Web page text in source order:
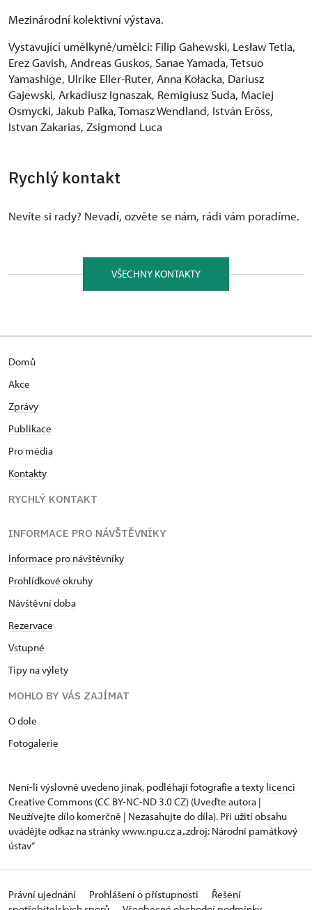
Mezinárodní kolektivní výstava.
Vystavující umělkyně/umělci: Filip Gahewski, Lesław Tetla,
Erez Gavish, Andreas Guskos, Sanae Yamada, Tetsuo
Yamashige, Ulrike Eller-Ruter, Anna Kołacka, Dariusz
Gajewski, Arkadiusz Ignaszak, Remigiusz Suda, Maciej
Osmycki, Jakub Palka, Tomasz Wendland, István Erőss,
Istvan Zakarias, Zsigmond Luca
Rychlý kontakt
Nevíte si rady? Nevadí, ozvěte se nám, rádi vám poradíme.
VŠECHNY KONTAKTY
Domů
Akce
Zprávy
Publikace
Pro média
Kontakty
RYCHLÝ KONTAKT
INFORMACE PRO NÁVŠTĚVNÍKY
Informace pro návštěvníky
Prohlídkové okruhy
Návštěvní doba
Rezervace
Vstupné
Tipy na výlety
MOHLO BY VÁS ZAJÍMAT
O dole
Fotogalerie
Není-li výslovně uvedeno jinak, podléhají fotografie a texty licenci
Creative Commons (CC BY-NC-ND 3.0 CZ) (Uveďte autora |
Neužívejte dílo komerčně | Nezasahujte do díla). Při užití obsahu
uvádějte odkaz na stránky www.npu.cz a „zdroj: Národní památkový
ústav“
Právní ujednání Prohlášení o přístupnosti
Řešení